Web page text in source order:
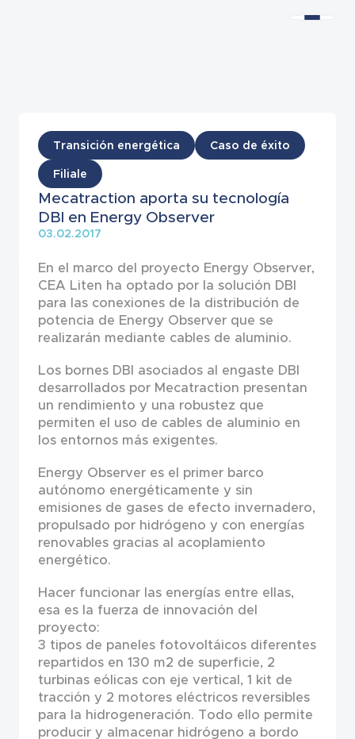
Noticias
Transición energética
Caso de éxito
Filiale
Mecatraction aporta su tecnología
DBI en Energy Observer
03.02.2017
En el marco del proyecto Energy Observer,
CEA Liten ha optado por la solución DBI
para las conexiones de la distribución de
potencia de Energy Observer que se
realizarán mediante cables de aluminio.
Los bornes DBI asociados al engaste DBI
desarrollados por Mecatraction presentan
un rendimiento y una robustez que
permiten el uso de cables de aluminio en
los entornos más exigentes.
Energy Observer es el primer barco
autónomo energéticamente y sin
emisiones de gases de efecto invernadero,
propulsado por hidrógeno y con energías
renovables gracias al acoplamiento
energético.
Hacer funcionar las energías entre ellas,
esa es la fuerza de innovación del
proyecto:
3 tipos de paneles fotovoltáicos diferentes
repartidos en 130 m2 de superficie, 2
turbinas eólicas con eje vertical, 1 kit de
tracción y 2 motores eléctricos reversibles
para la hidrogeneración. Todo ello permite
producir y almacenar hidrógeno a bordo